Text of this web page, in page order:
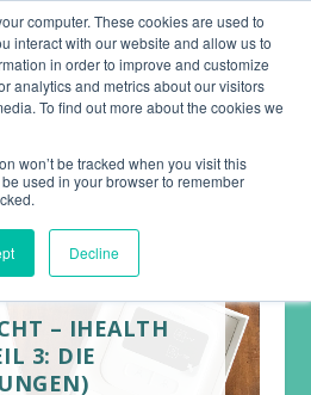
computer. These cookies are used to
interact with our website and allow us to
in order to improve and customize
analytics and metrics about our visitors
To find out more about the cookies we
won’t be tracked when you visit this
used in your browser to remember
Decline
– IHEALTH
3: DIE